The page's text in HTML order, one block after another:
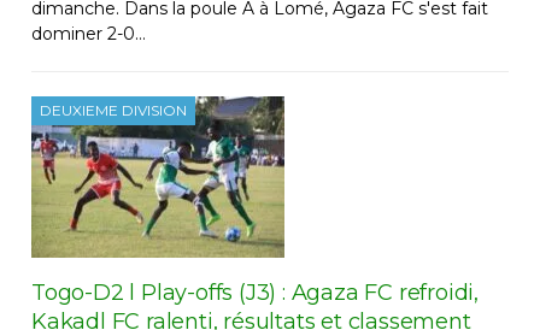
dimanche. Dans la poule A à Lomé, Agaza FC s'est fait
dominer 2-0…
DEUXIEME DIVISION
Togo-D2 l Play-offs (J3) : Agaza FC refroidi,
Kakadl FC ralenti, résultats et classement